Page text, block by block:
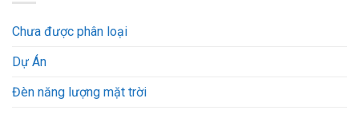
Chưa được phân loại
Dự Án
Đèn năng lượng mặt trời